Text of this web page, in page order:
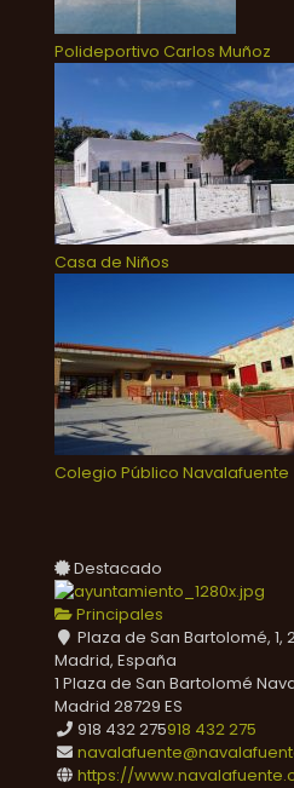
Polideportivo Carlos Muñoz
Casa de Niños
Colegio Público Navalafuente
Destacado
Principales
Plaza de San Bartolomé, 1,
Madrid, España
1 Plaza de San Bartolomé
Madrid 28729 ES
918 432 275918 432 275
https://